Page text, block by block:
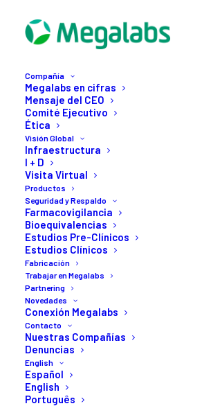
Compañía
Megalabs en cifras
Mensaje del CEO
Comité Ejecutivo
Ética
Visión Global
Infraestructura
I + D
Visita Virtual
Productos
Seguridad y Respaldo
Farmacovigilancia
Bioequivalencias
Estudios Pre-Clínicos
Estudios Clínicos
Fabricación
Trabajar en Megalabs
Partnering
Novedades
Conexión Megalabs
Contacto
Nuestras Compañías
Denuncias
English
Español
English
Português
19de
internacional
luchacontra
de
El diagnóstico precoz
lostratamientos